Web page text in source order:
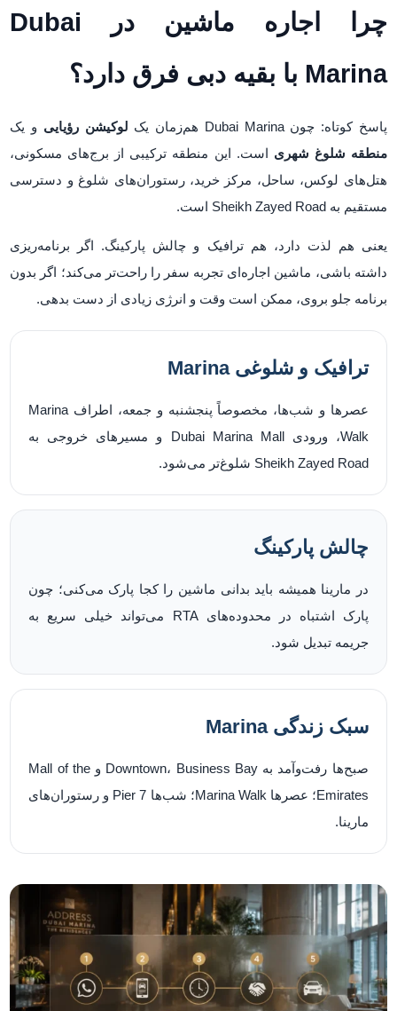
چرا اجاره ماشین در Dubai
Marina با بقیه دبی فرق دارد؟
پاسخ کوتاه: چون Dubai Marina هم‌زمان یک لوکیشن رؤیایی و یک
منطقه شلوغ شهری است. این منطقه ترکیبی از برج‌های مسکونی،
هتل‌های لوکس، ساحل، مرکز خرید، رستوران‌های شلوغ و دسترسی
مستقیم به Sheikh Zayed Road است.
یعنی هم لذت دارد، هم ترافیک و چالش پارکینگ. اگر برنامه‌ریزی
داشته باشی، ماشین اجاره‌ای تجربه سفر را راحت‌تر می‌کند؛ اگر بدون
برنامه جلو بروی، ممکن است وقت و انرژی زیادی از دست بدهی.
ترافیک و شلوغی Marina
عصرها و شب‌ها، مخصوصاً پنجشنبه و جمعه، اطراف Marina
Walk، ورودی Dubai Marina Mall و مسیرهای خروجی به
Sheikh Zayed Road شلوغ‌تر می‌شود.
چالش پارکینگ
در مارینا همیشه باید بدانی ماشین را کجا پارک می‌کنی؛ چون
پارک اشتباه در محدوده‌های RTA می‌تواند خیلی سریع به
جریمه تبدیل شود.
سبک زندگی Marina
صبح‌ها رفت‌وآمد به Downtown، Business Bay و Mall of the
Emirates؛ عصرها Marina Walk؛ شب‌ها Pier 7 و رستوران‌های
مارینا.